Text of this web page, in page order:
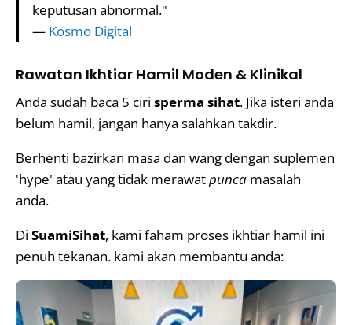
keputusan abnormal."
— Kosmo Digital
Rawatan Ikhtiar Hamil Moden & Klinikal
Anda sudah baca 5 ciri sperma sihat. Jika isteri anda
belum hamil, jangan hanya salahkan takdir.
Berhenti bazirkan masa dan wang dengan suplemen
'hype' atau yang tidak merawatpunca masalah
anda.
Di SuamiSihat, kami faham proses ikhtiar hamil ini
penuh tekanan. kami akan membantu anda: